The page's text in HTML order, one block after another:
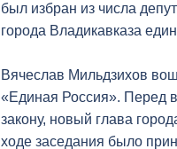
был избран из числа
города Владикавказа
Вячеслав Мильдзихов
«Единая Россия». Перед
закону, новый глава
ходе заседания было